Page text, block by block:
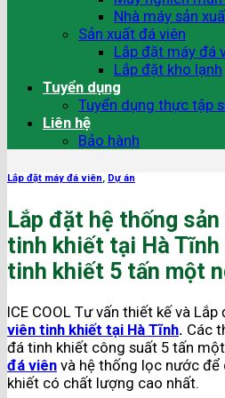
Nhà máy sản
Sản xuất đá viên
Lắp đặt máy đá
Lắp đặt kho lạnh
Tuyển dụng
Tuyển dụng thực tập
Liên hệ
Bảo hành
Lắp đặt máy đá viên, Dự án
Lắp đặt hệ thống
tinh khiết tại Hà
tinh khiết 5 tấn một
ICE COOL Tư vấn thiết kế và
viên tinh khiết tại Hà Tĩnh. Các
đá tinh khiết công suất 5 tấn
đá viên và hệ thống lọc nước để
khiết có chất lượng cao nhất.